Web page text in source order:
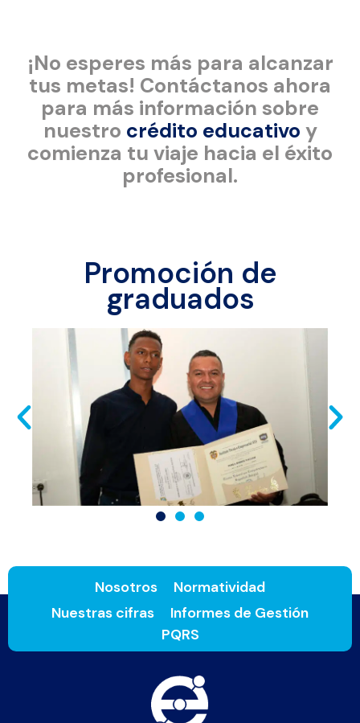
¡No esperes más para alcanzar
tus metas! Contáctanos ahora
para más información sobre
nuestro crédito educativo y
comienza tu viaje hacia el éxito
profesional.
Promoción de
graduados
Nosotros
Normatividad
Nuestras cifras
Informes de Gestión
PQRS